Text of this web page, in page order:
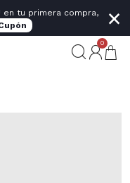
en tu primera compra,
×
0